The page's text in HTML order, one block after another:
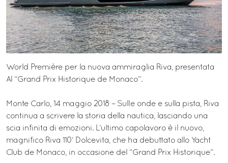
World Première per la nuova ammiraglia Riva, presentata
Al “Grand Prix Historique de Monaco”.
Monte Carlo, 14 maggio 2018 – Sulle onde e sulla pista, Riva
continua a scrivere la storia della nautica, lasciando una
scia infinita di emozioni. L’ultimo capolavoro è il nuovo,
magnifico Riva 110’ Dolcevita, che ha debuttato allo Yacht
Club de Monaco, in occasione del “Grand Prix Historique”.